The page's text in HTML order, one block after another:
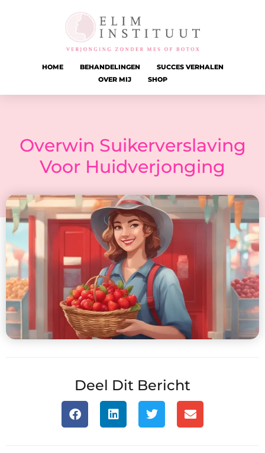
HOME BEHANDELINGEN
SUCCES VERHALEN
OVER MIJ
SHOP
Overwin Suikerverslaving
Voor Huidverjonging
Deel Dit Bericht